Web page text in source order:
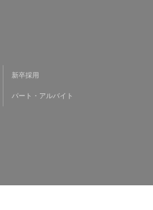
新卒採用
パート・アルバイト